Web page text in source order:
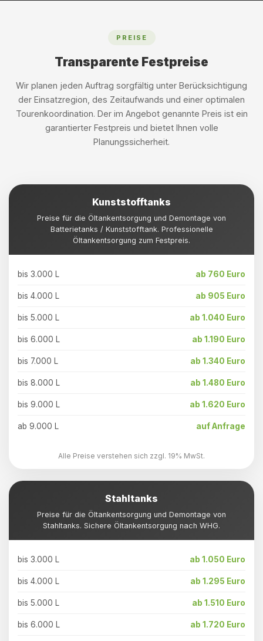
PREISE
Transparente Festpreise
Wir planen jeden Auftrag sorgfältig unter Berücksichtigung
der Einsatzregion, des Zeitaufwands und einer optimalen
Tourenkoordination. Der im Angebot genannte Preis ist ein
garantierter Festpreis und bietet Ihnen volle
Planungssicherheit.
Kunststofftanks
Preise für die Öltankentsorgung und Demontage von
Batterietanks / Kunststofftank. Professionelle
Öltankentsorgung zum Festpreis.
bis 3.000 L ab 760 Euro
bis 4.000 L ab 905 Euro
bis 5.000 L ab 1.040 Euro
bis 6.000 L ab 1.190 Euro
bis 7.000 L ab 1.340 Euro
bis 8.000 L ab 1.480 Euro
bis 9.000 L ab 1.620 Euro
ab 9.000 L auf Anfrage
Alle Preise verstehen sich zzgl. 19% MwSt.
Stahltanks
Preise für die Öltankentsorgung und Demontage von
Stahltanks. Sichere Öltankentsorgung nach WHG.
bis 3.000 L ab 1.050 Euro
bis 4.000 L ab 1.295 Euro
bis 5.000 L ab 1.510 Euro
bis 6.000 L ab 1.720 Euro